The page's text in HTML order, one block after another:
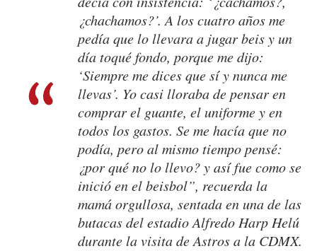
¿chachamos?’. A los cuatro años me
pedía que lo llevara a jugar beis y un
día toqué fondo, porque me dijo:
‘Siempre me dices que sí y nunca me
llevas’. Yo casi lloraba de pensar en
comprar el guante, el uniforme y en
todos los gastos. Se me hacía que no
podía, pero al mismo tiempo pensé:
¿por qué no lo llevo? y así fue como se
inició en el beisbol”, recuerda la
mamá orgullosa, sentada en una de las
butacas del estadio Alfredo Harp Helú
durante la visita de Astros a la CDMX.